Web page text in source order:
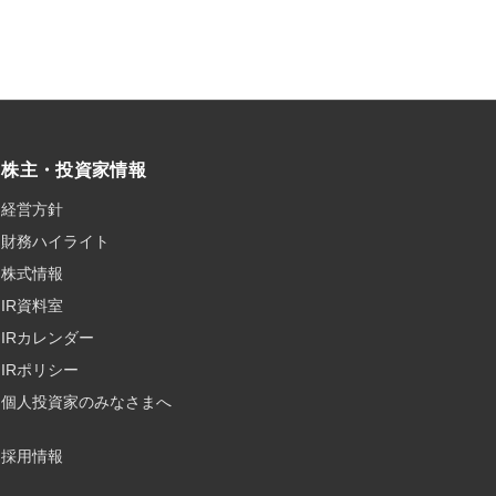
株主・投資家情報
経営方針
財務ハイライト
株式情報
IR資料室
IRカレンダー
IRポリシー
個人投資家のみなさまへ
採用情報